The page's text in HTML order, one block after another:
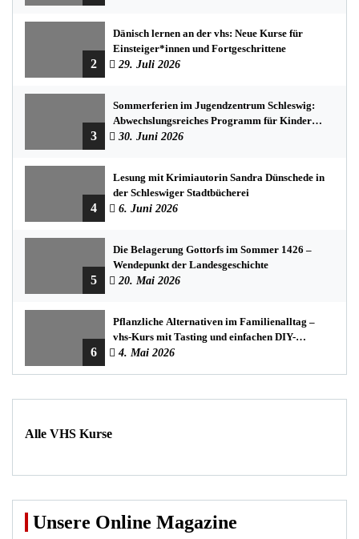
2
Dänisch lernen an der vhs: Neue Kurse für
Einsteiger*innen und Fortgeschrittene
29. Juli 2026
3
Sommerferien im Jugendzentrum Schleswig:
Abwechslungsreiches Programm für Kinder
und Jugendliche
30. Juni 2026
4
Lesung mit Krimiautorin Sandra Dünschede in
der Schleswiger Stadtbücherei
6. Juni 2026
5
Die Belagerung Gottorfs im Sommer 1426 –
Wendepunkt der Landesgeschichte
20. Mai 2026
6
Pflanzliche Alternativen im Familienalltag –
vhs-Kurs mit Tasting und einfachen DIY-
Rezepten
4. Mai 2026
Alle VHS Kurse
Unsere Online Magazine